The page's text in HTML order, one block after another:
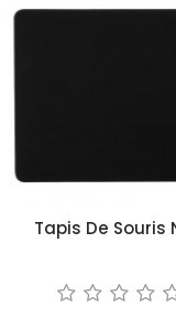
Tapis De Souris